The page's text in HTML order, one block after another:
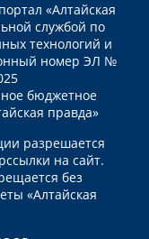
«Алтайская
службой по
технологий и
номер ЭЛ №
бюджетное
правда»
разрешается
на сайт.
без
«Алтайская